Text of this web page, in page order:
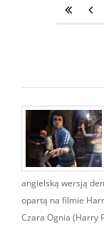
angielską wersją
opartą na filmie
Czara Ognia (Harry